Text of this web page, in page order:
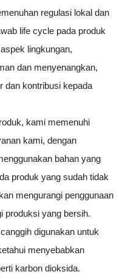
regulasi lokal dan
life cycle pada produk
lingkungan,
dan menyenangkan,
dan kontribusi kepada
kami memenuhi
kami, dengan
bahan yang
produk yang sudah tidak
mengurangi penggunaan
produksi yang bersih.
digunakan untuk
menyebabkan
karbon dioksida.